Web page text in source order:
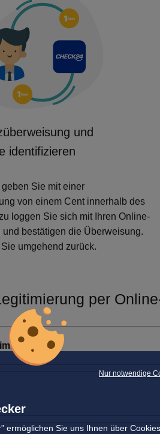
Nur notwendige
ermöglichen Sie uns Ihnen über
und
identifizieren
geben Sie mit einer
von einem Cent innerhalb des
loggen Sie sich mit Ihren Online-
und bestätigen die Überweisung.
umgehend zurück.
per